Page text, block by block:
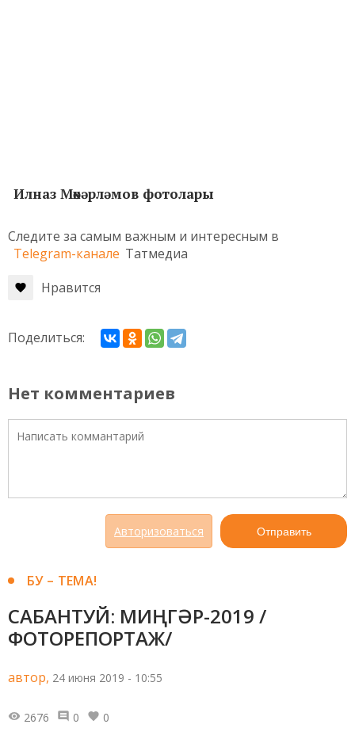
Илназ Мөхәрләмов фотолары
Следите за самым важным и интересным в
Telegram-канале Татмедиа
Нравится
Поделиться:
Нет комментариев
Авторизоваться Отправить
БУ – ТЕМА!
САБАНТУЙ: МИҢГӘР-2019 /
ФОТОРЕПОРТАЖ/
автор, 24 июня 2019 - 10:55
2676 0 0